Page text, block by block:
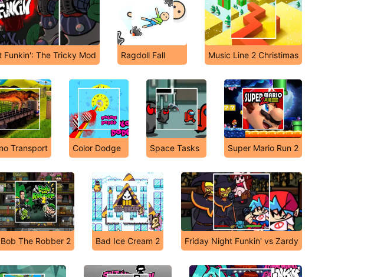
Funkin': The Tricky Mod Ragdoll Fall Music Line 2 Christimas
Transport Color Dodge Space Tasks Super Mario Run 2
Bob The Robber 2 Bad Ice Cream 2 Friday Night Funkin' vs Zardy